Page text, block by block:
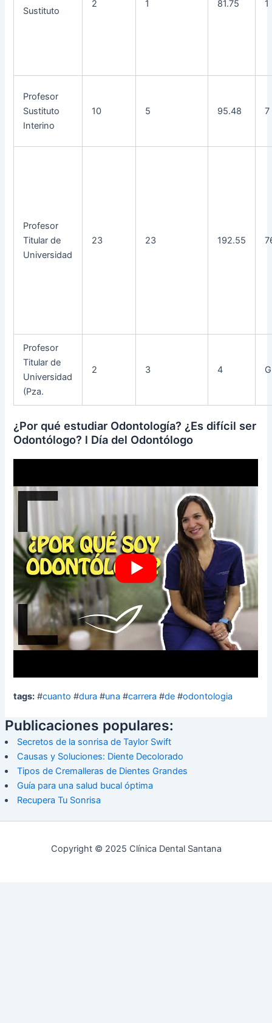
Sustituto
2 1 81.75 1
Profesor
Sustituto
Interino
10 5 95.48 7
Profesor
Titular de
Universidad
23 23 192.55
Profesor
Titular de
Universidad
(Pza.
2 3 4
¿Por qué estudiar Odontología? ¿Es difícil ser
Odontólogo? l Día del Odontólogo
tags: #cuanto #dura #una #carrera #de #odontologia
Publicaciones populares:
Secretos de la sonrisa de Taylor Swift
Causas y Soluciones: Diente Decolorado
Tipos de Cremalleras de Dientes Grandes
Guía para una salud bucal óptima
Recupera Tu Sonrisa
Copyright © 2025 Clínica Dental Santana